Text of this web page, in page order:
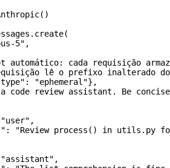
5" ,
automático: cada requisição
lê o prefixo inalterado
: "ephemeral"},
a code review assistant. Be
"user" ,
:
"Review process() in utils.py
"assistant" ,